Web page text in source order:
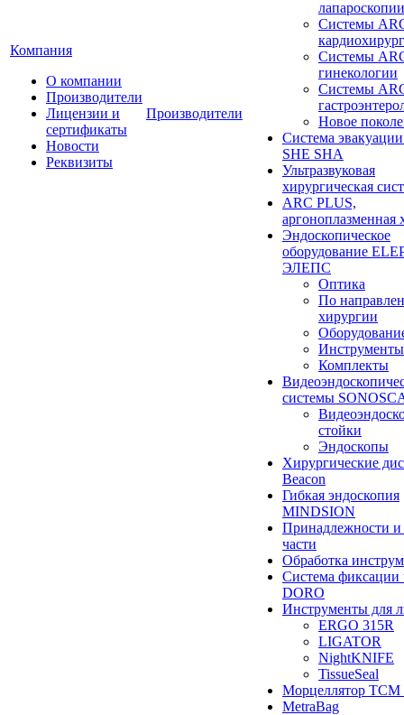
Компания
О компании
Производители
Лицензии и
сертификаты
Новости
Реквизиты
Производители
лапароскопии
Системы
Системы
гинекологии
Системы
Новое
Система
SHE SHA
Ультразвуковая
хирургическая
ARC PLUS,
аргоноплазменная
Эндоскопическое
оборудование
ЭЛЕПС
Оптика
По
хирургии
Инструменты
Комплекты
системы
стойки
Эндоскопы
Хирургические
Beacon
Гибкая эндоскопия
MINDSION
Принадлежности и
части
Обработка
Система фиксации
DORO
Инструменты для
ERGO 315R
LIGATOR
NightKNIFE
TissueSeal
Морцеллятор ТСМ
MetraBag